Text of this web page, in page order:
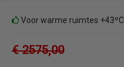
Voor warme ruimtes +43ºC
€ 2575,00